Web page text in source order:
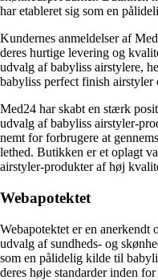
har etableret sig som en
Kundernes anmeldelser af
deres hurtige levering og
udvalg af babyliss airstylere,
babyliss perfect finish airstyler
Med24 har skabt en stærk
udvalg af babyliss airstyler-
nemt for forbrugere at
lethed. Butikken er et oplagt
airstyler-produkter af høj
Webapotektet
Webapotektet er en anerkendt
udvalg af sundheds- og
som en pålidelig kilde til
deres høje standarder inden